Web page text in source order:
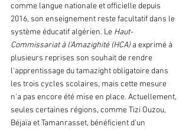
comme langue nationale et officielle depuis
2016, son enseignement reste facultatif dans le
système éducatif algérien. Le Haut-
Commissariat à l'Amazighité (HCA) a exprimé à
plusieurs reprises son souhait de rendre
l'apprentissage du tamazight obligatoire dans
les trois cycles scolaires, mais cette mesure
n'a pas encore été mise en place. Actuellement,
seules certaines régions, comme Tizi Ouzou,
Béjaïa et Tamanrasset, bénéficient d'un